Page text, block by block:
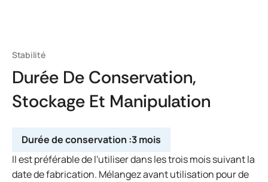
Stabilité
Durée De Conservation,
Stockage Et Manipulation
Durée de conservation :3 mois
Il est préférable de l'utiliser dans les trois mois suivant la
date de fabrication. Mélangez avant utilisation pour de